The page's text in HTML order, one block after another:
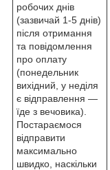
робочих днів
(зазвичай 1-5 днів)
після отримання
та повідомлення
про оплату
(понедельник
вихідний, у неділя
є відправлення —
їде з вечовика).
Постараємося
відправити
максимально
швидко, наскільки